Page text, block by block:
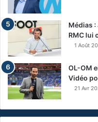
Médias
RMC lui
1 Août
OL-OM
Vidéo
21 Avr